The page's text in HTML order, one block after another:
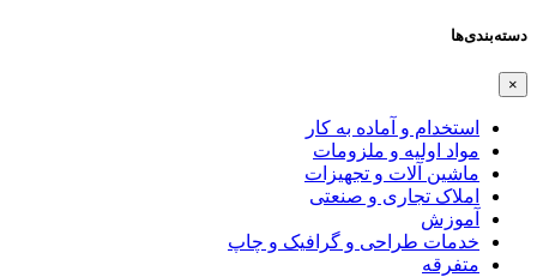
دسته‌بندی‌ها
×
استخدام و آماده به کار
مواد اولیه و ملزومات
ماشین آلات و تجهیزات
املاک تجاری و صنعتی
آموزش
خدمات طراحی و گرافیک و چاپ
متفرقه